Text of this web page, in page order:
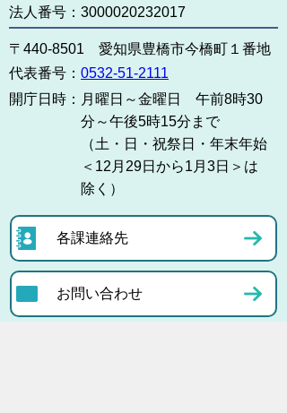
法人番号：3000020232017
〒440-8501 愛知県豊橋市今橋町１番地
代表番号： 0532-51-2111
開庁日時： 月曜日～金曜日 午前8時30
分～午後5時15分まで
（土・日・祝祭日・年末年始
＜12月29日から1月3日＞は
除く）
各課連絡先
お問い合わせ